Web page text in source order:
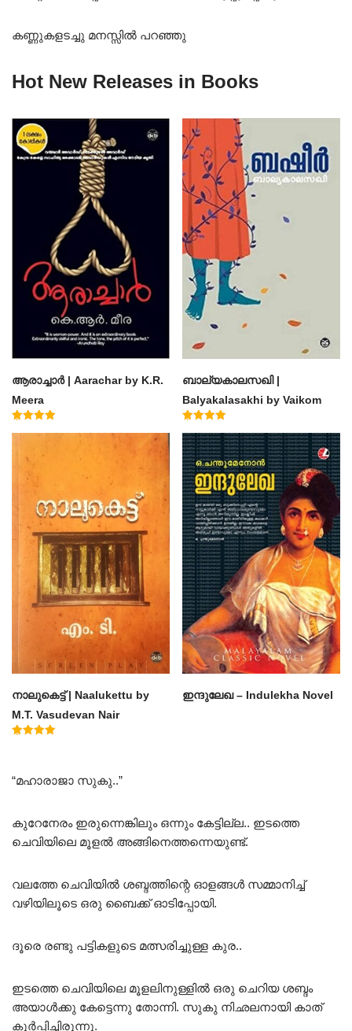
കണ്ണുകളടച്ചു മനസ്സിൽ പറഞ്ഞു
Hot New Releases in Books
ആരാച്ചാര്‍ | Aarachar by K.R.
Meera
ബാല്യകാലസഖി |
Balyakalasakhi by Vaikom
Muhammad Basheer
4.60
out of 5
നാലുകെട്ട് | Naalukettu by
M.T. Vasudevan Nair
ഇന്ദുലേഖ – Indulekha Novel
“മഹാരാജാ സുകു..”
കുറേനേരം ഇരുന്നെങ്കിലും ഒന്നും കേട്ടില്ല.. ഇടത്തെ
ചെവിയിലെ മൂളൽ അങ്ങിനെത്തന്നെയുണ്ട്.
വലത്തേ ചെവിയിൽ ശബ്ദത്തിന്റെ ഓളങ്ങൾ സമ്മാനിച്ച്
വഴിയിലൂടെ ഒരു ബൈക്ക് ഓടിപ്പോയി.
ദൂരെ രണ്ടു പട്ടികളുടെ മത്സരിച്ചുള്ള കുര..
ഇടത്തെ ചെവിയിലെ മൂളലിനുള്ളിൽ ഒരു ചെറിയ ശബ്ദം
അയാൾക്കു കേട്ടെന്നു തോന്നി. സുകു നിഛലനായി കാത്
കൂർപ്പിച്ചിരുന്നു.